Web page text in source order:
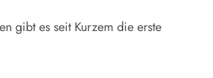
gibt es seit Kurzem die erste